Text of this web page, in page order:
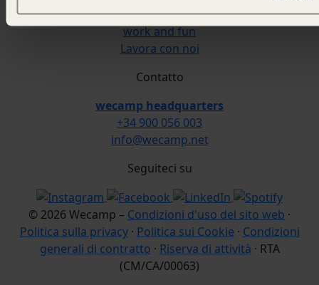
Blog
work and fun
Lavora con noi
Contatto
wecamp headquarters
+34 900 056 003
info@wecamp.net
Seguiteci su
© 2026 Wecamp – Condizioni d'uso del sito web ·
Politica sulla privacy· Politica sui Cookie · Condizioni
generali di contratto · Riserva di attività · RTA
(CM/CA/00063)